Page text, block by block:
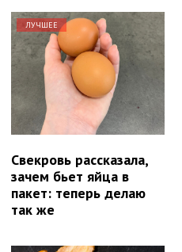
ЛУЧШЕЕ
Свекровь рассказала,
зачем бьет яйца в
пакет: теперь делаю
так же